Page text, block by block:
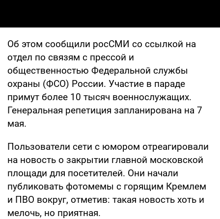
Об этом сообщили росСМИ со ссылкой на
отдел по связям с прессой и
общественностью Федеральной службы
охраны (ФСО) России. Участие в параде
примут более 10 тысяч военнослужащих.
Генеральная репетиция запланирована на 7
мая.
Пользователи сети с юмором отреагировали
на новость о закрытии главной московской
площади для посетителей. Они начали
публиковать фотомемы с горящим Кремлем
и ПВО вокруг, отметив: такая новость хоть и
мелочь, но приятная.